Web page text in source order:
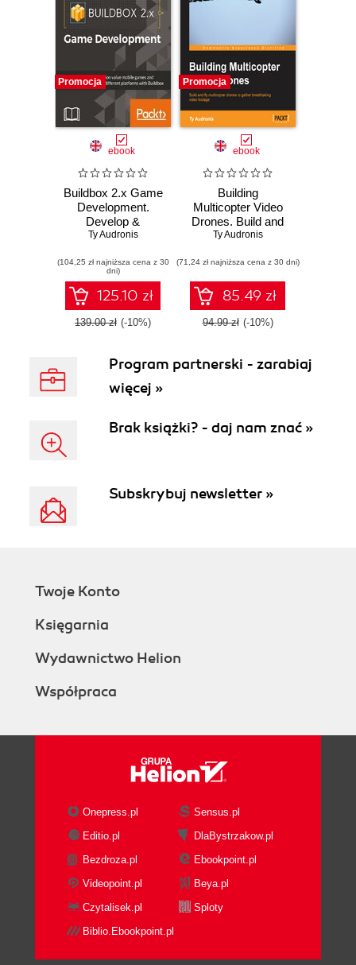
Promocja
ebook
Buildbox 2.x Game
Development.
Develop &
Distribute video
Buildbox, no
coding necessary!
Ty Audronis
(104,25 zł najniższa cena z 30
dni)
125.10 zł
139.00 zł (-10%)
Promocja
ebook
Building
Multicopter Video
Drones. Build and
fly multicopter
breathtaking video
footage
Ty Audronis
(71,24 zł najniższa cena z 30 dni)
85.49 zł
94.99 zł (-10%)
Program partnerski - zarabiaj
więcej »
Brak książki? - daj nam znać »
Subskrybuj newsletter »
Twoje Konto
Księgarnia
Wydawnictwo Helion
Współpraca
Onepress.pl
Sensus.pl
Editio.pl
DlaBystrzakow.pl
Bezdroza.pl
Ebookpoint.pl
Videopoint.pl
Beya.pl
Czytalisek.pl
Sploty
Biblio.Ebookpoint.pl